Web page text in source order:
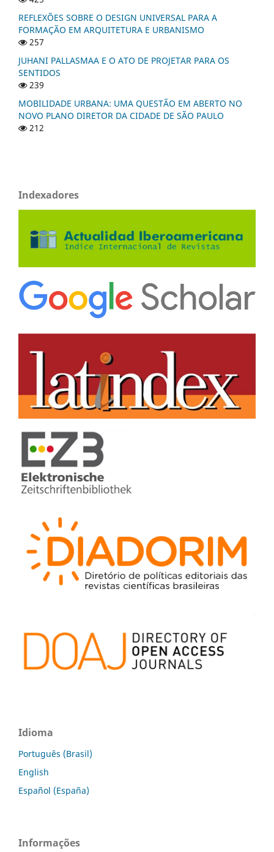
REFLEXÕES SOBRE O DESIGN UNIVERSAL PARA A
FORMAÇÃO EM ARQUITETURA E URBANISMO
257
JUHANI PALLASMAA E O ATO DE PROJETAR PARA OS
SENTIDOS
239
MOBILIDADE URBANA: UMA QUESTÃO EM ABERTO NO
NOVO PLANO DIRETOR DA CIDADE DE SÃO PAULO
212
Indexadores
Idioma
Português (Brasil)
English
Español (España)
Informações